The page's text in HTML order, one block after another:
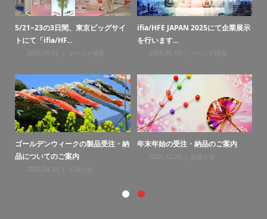
5/21~23の3日間、東京ビッグサイ
トにて「ifia/HF...
2025.06.02 イベント情報
ifia/HFE JAPAN 2025にて企業展示
を行います...
2025.05.15 イベント情報
ゴールデンウィークの製品受注・納
品についてのご案内
2025.04.23
年末年始の受注・納品のご案内
2024.12.20